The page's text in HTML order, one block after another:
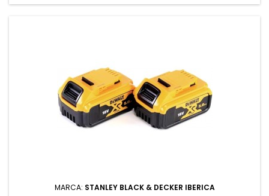
MARCA: STANLEY BLACK & DECKER IBERICA